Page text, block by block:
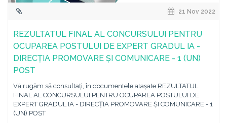
21 Nov 2022
REZULTATUL FINAL AL CONCURSULUI PENTRU
OCUPAREA POSTULUI DE EXPERT GRADUL IA -
DIRECȚIA PROMOVARE ȘI COMUNICARE - 1 (UN)
POST
Vă rugăm să consultați, în documentele atașate:REZULTATUL
FINAL AL CONCURSULUI PENTRU OCUPAREA POSTULUI DE
EXPERT GRADUL IA - DIRECȚIA PROMOVARE ȘI COMUNICARE - 1
(UN) POST